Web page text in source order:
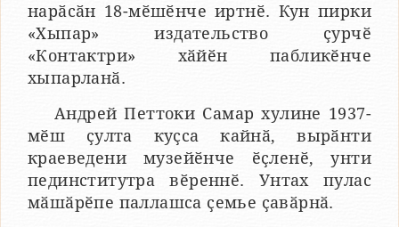
нарӑсӑн 18-мӗшӗнче иртнӗ. Кун пирки
«Хыпар» издательство ҫурчӗ
«Контактри» хӑйӗн пабликӗнче
хыпарланӑ.
Андрей Петтоки Самар хулине 1937-
мӗш ҫулта куҫса кайнӑ, вырӑнти
краеведени музейӗнче ӗҫленӗ, унти
пединститутра вӗреннӗ. Унтах пулас
мӑшӑрӗпе паллашса ҫемье ҫавӑрнӑ.